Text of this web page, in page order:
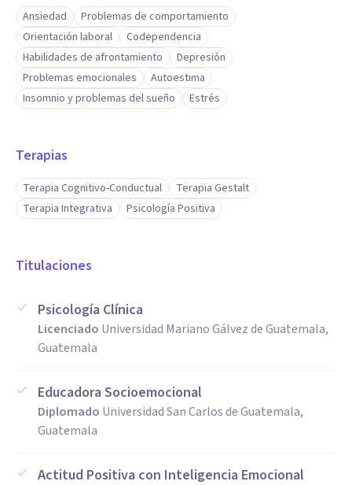
Ansiedad
Problemas de comportamiento
Orientación laboral
Codependencia
Habilidades de afrontamiento
Depresión
Problemas emocionales
Autoestima
Insomnio y problemas del sueño
Estrés
Terapias
Terapia Cognitivo-Conductual
Terapia Gestalt
Terapia Integrativa
Psicología Positiva
Titulaciones
Psicología Clínica
Licenciado Universidad Mariano Gálvez de Guatemala,
Guatemala
Educadora Socioemocional
Diplomado Universidad San Carlos de Guatemala,
Guatemala
Actitud Positiva con Inteligencia Emocional